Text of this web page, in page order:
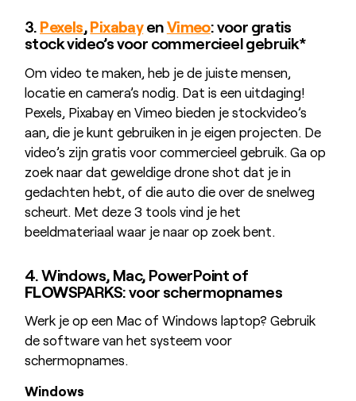
3. Pexels,PixabayenVimeo: voor gratis
stock video’s voor commercieel gebruik*
Om video te maken, heb je de juiste mensen,
locatie en camera’s nodig. Dat is een uitdaging!
Pexels, Pixabay en Vimeo bieden je stockvideo’s
aan, die je kunt gebruiken in je eigen projecten. De
video’s zijn gratis voor commercieel gebruik. Ga op
zoek naar dat geweldige drone shot dat je in
gedachten hebt, of die auto die over de snelweg
scheurt. Met deze 3 tools vind je het
beeldmateriaal waar je naar op zoek bent.
4. Windows, Mac, PowerPoint of
FLOWSPARKS: voor schermopnames
Werk je op een Mac of Windows laptop? Gebruik
de software van het systeem voor
schermopnames.
Windows